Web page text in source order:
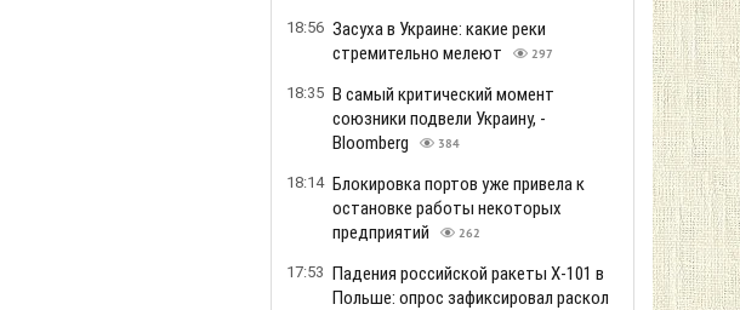
18:56 Засуха в Украине: какие реки
стремительно мелеют
297
18:35 В самый критический момент
союзники подвели Украину, -
Bloomberg
384
18:14 Блокировка портов уже привела к
остановке работы некоторых
предприятий
262
17:53 Падения российской ракеты Х-101 в
Польше: опрос зафиксировал раскол